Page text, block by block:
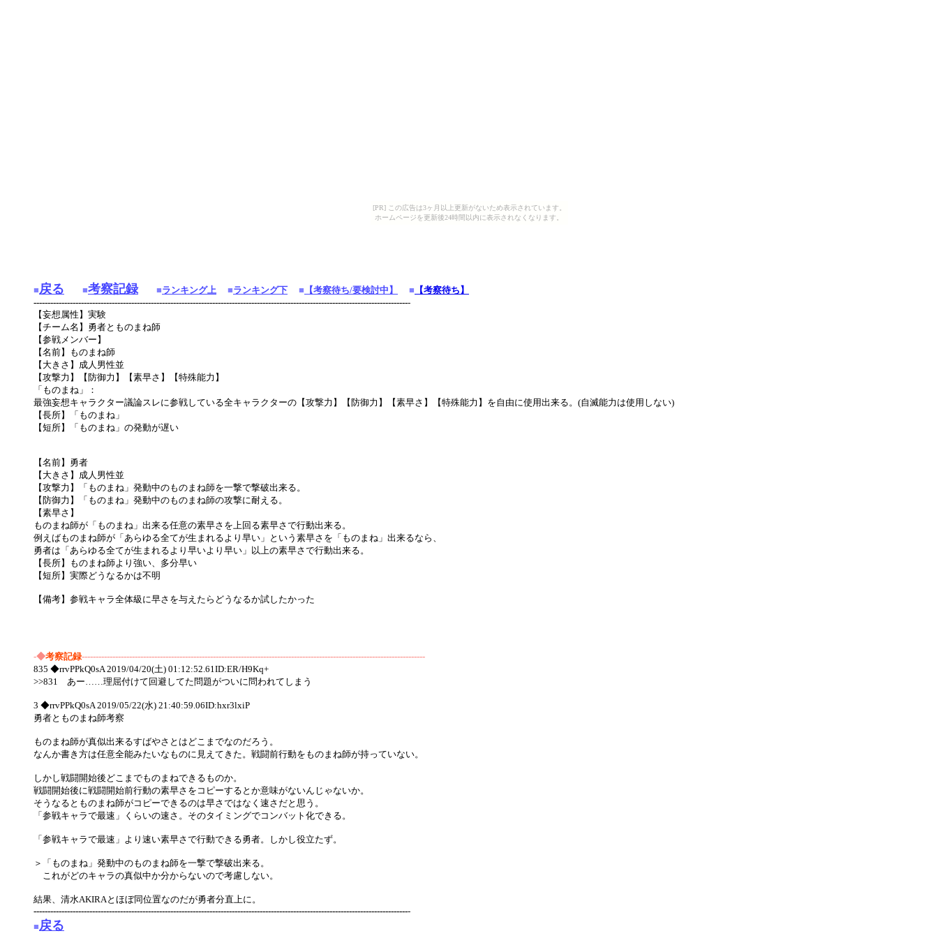
[PR] この広告は3ヶ月以上更新がないため表示されています。
ホームページを更新後24時間以内に表示されなくなります。
■戻る ■考察記録■ランキング上 ■ランキング下 ■ 【考察待ち/要検討中】 ■ 【考察待ち】
---------------------------------------------------------------------------------------------------------------------------------------
【妄想属性】実験
【チーム名】勇者とものまね師
【参戦メンバー】
【名前】ものまね師
【大きさ】成人男性並
【攻撃力】【防御力】【素早さ】【特殊能力】
「ものまね」：
最強妄想キャラクター議論スレに参戦している全キャラクターの【攻撃力】【防御力】【素早さ】【特殊能力】を自由に使用出来る。(自滅能力は使用しない)
【長所】「ものまね」
【短所】「ものまね」の発動が遅い
【名前】勇者
【大きさ】成人男性並
【攻撃力】「ものまね」発動中のものまね師を一撃で撃破出来る。
【防御力】「ものまね」発動中のものまね師の攻撃に耐える。
【素早さ】
ものまね師が「ものまね」出来る任意の素早さを上回る素早さで行動出来る。
例えばものまね師が「あらゆる全てが生まれるより早い」という素早さを「ものまね」出来るなら、
勇者は「あらゆる全てが生まれるより早いより早い」以上の素早さで行動出来る。
【長所】ものまね師より強い、多分早い
【短所】実際どうなるかは不明
【備考】参戦キャラ全体級に早さを与えたらどうなるか試したかった
-◆考察記録---------------------------------------------------------------------------------------------------------------------------
835 ◆rrvPPkQ0sA 2019/04/20(土) 01:12:52.61ID:ER/H9Kq+
>>831 あー……理屈付けて回避してた問題がついに問われてしまう
3 ◆rrvPPkQ0sA 2019/05/22(水) 21:40:59.06ID:hxr3lxiP
勇者とものまね師考察
ものまね師が真似出来るすばやさとはどこまでなのだろう。
なんか書き方は任意全能みたいなものに見えてきた。戦闘前行動をものまね師が持っていない。
しかし戦闘開始後どこまでものまねできるものか。
戦闘開始後に戦闘開始前行動の素早さをコピーするとか意味がないんじゃないか。
そうなるとものまね師がコピーできるのは早さではなく速さだと思う。
「参戦キャラで最速」くらいの速さ。そのタイミングでコンバット化できる。
「参戦キャラで最速」より速い素早さで行動できる勇者。しかし役立たず。
＞「ものまね」発動中のものまね師を一撃で撃破出来る。
これがどのキャラの真似中か分からないので考慮しない。
結果、清水AKIRAとほぼ同位置なのだが勇者分直上に。
---------------------------------------------------------------------------------------------------------------------------------------
■戻る